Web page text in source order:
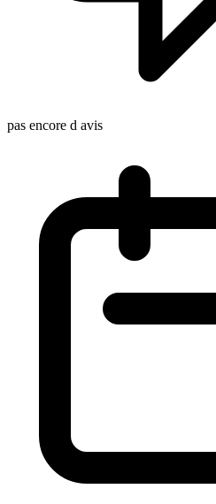
pas encore d avis